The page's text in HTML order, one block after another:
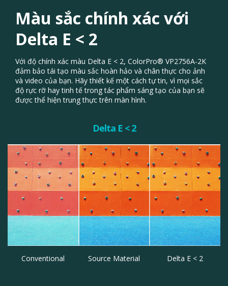
Màu sắc chính xác với
Delta E < 2
Với độ chính xác màu Delta E < 2, ColorPro® VP2756A-2K
đảm bảo tái tạo màu sắc hoàn hảo và chân thực cho ảnh
và video của bạn. Hãy thiết kế một cách tự tin, vì mọi sắc
độ rực rỡ hay tinh tế trong tác phẩm sáng tạo của bạn sẽ
được thể hiện trung thực trên màn hình.
Delta E < 2
Conventional Source Material Delta E < 2